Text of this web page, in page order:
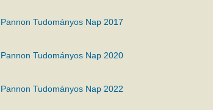
Pannon Tudományos Nap 2017
Pannon Tudományos Nap 2020
Pannon Tudományos Nap 2022